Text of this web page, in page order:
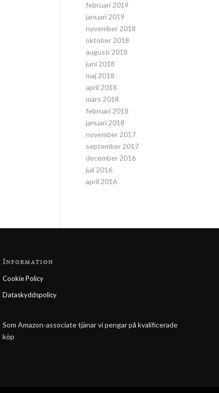
februari 2019
januari 2019
november 2018
oktober 2018
augusti 2018
juni 2018
maj 2018
april 2018
mars 2018
februari 2018
januari 2018
november 2017
september 2017
december 2016
juli 2016
april 2016
Information
Cookie Policy
Dataskyddspolicy
Som Amazon-associate tjänar vi pengar på kvalificerade
köp